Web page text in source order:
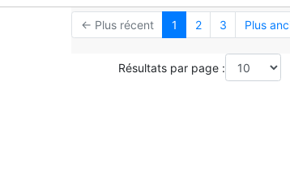
← Plus récent 1 2 3 Plus
Résultats par page :